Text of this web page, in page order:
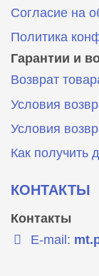
Согласие на
Политика
Гарантии и
Возврат
Условия
Условия
Как получить
КОНТАКТЫ
Контакты
E-mail: